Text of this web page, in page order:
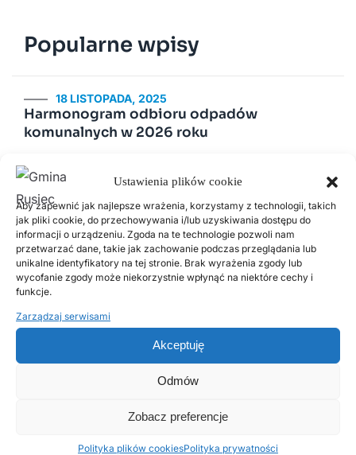
Ustawienia plików cookie
Aby zapewnić jak najlepsze wrażenia, korzystamy z technologii, takich
jak pliki cookie, do przechowywania i/lub uzyskiwania dostępu do
informacji o urządzeniu. Zgoda na te technologie pozwoli nam
przetwarzać dane, takie jak zachowanie podczas przeglądania lub
unikalne identyfikatory na tej stronie. Brak wyrażenia zgody lub
wycofanie zgody może niekorzystnie wpłynąć na niektóre cechy i
funkcje.
Zarządzaj serwisami
Akceptuję
Odmów
Zobacz preferencje
Polityka plików cookiesPolityka prywatności
Popularne wpisy
18 LISTOPADA, 2025
Harmonogram odbioru odpadów
komunalnych w 2026 roku
2 LUTEGO, 2026
PSZOK Rusiec – godziny otwarcia, lokalizacja i
zasady przyjmowania odpadów
14 LIPCA, 2020
Kurenda
30 CZERWCA, 2026
Odnawialne źródła energii w Gminie Rusiec –
edycja 2, Fundusze Europejskie